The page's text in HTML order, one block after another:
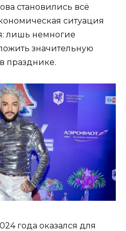
становились всё
ситуация
лишь немногие
значительную
празднике.
года оказался для